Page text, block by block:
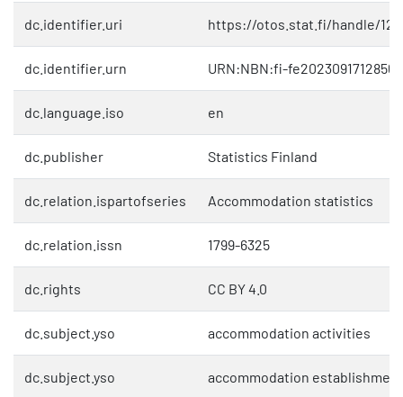
dc.identifier.uri https://otos.stat.fi/handle/
dc.identifier.urn URN:NBN:fi-fe20230917128561
dc.language.iso en
dc.publisher Statistics Finland
dc.relation.ispartofseries Accommodation statistics
dc.relation.issn 1799-6325
dc.rights CC BY 4.0
dc.subject.yso accommodation activities
dc.subject.yso accommodation